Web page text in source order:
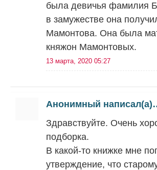
была девичья фамилия
в замужестве она
Мамонтова. Она была
княжон Мамонтовых.
13 марта, 2020 05:27
Анонимный
Здравствуйте. Очень
подборка.
В какой-то книжке мне
утверждение, что